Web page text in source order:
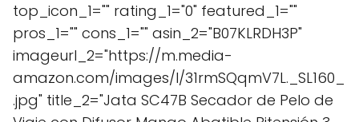
top_icon_1="" rating_1="0" featured_1=""
pros_1="" cons_1="" asin_2="B07KLRDH3P"
imageurl_2="https://m.media-
amazon.com/images/I/31rmSQqmV7L._SL160_
.jpg" title_2="Jata SC47B Secador de Pelo de